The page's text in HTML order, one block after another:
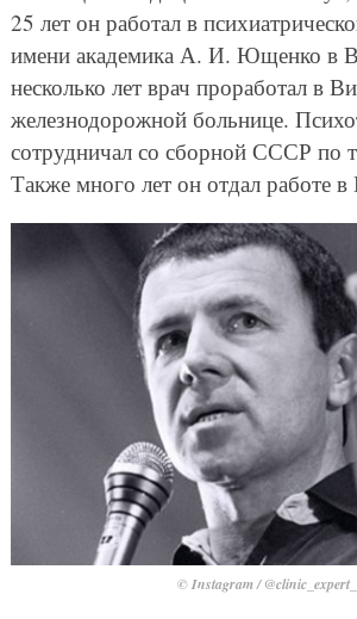
25 лет он работал в
имени академика А. И. Ющенко в
несколько лет врач проработал в
железнодорожной больнице.
сотрудничал со сборной СССР по
Также много лет он отдал работе в
© Instagram / @clinic_expert_